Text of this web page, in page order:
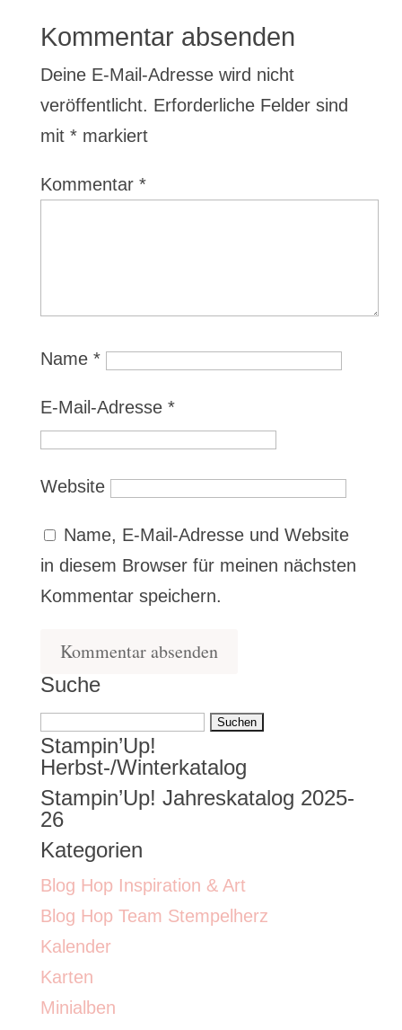
Kommentar absenden
Deine E-Mail-Adresse wird nicht
veröffentlicht. Erforderliche Felder sind
mit *markiert
Kommentar *
Name *
E-Mail-Adresse *
Website
Name, E-Mail-Adresse und Website
in diesem Browser für meinen nächsten
Kommentar speichern.
Suche
Suchen
nach:
Stampin’Up!
Herbst-/Winterkatalog
Stampin’Up! Jahreskatalog 2025-
26
Kategorien
Blog Hop Inspiration & Art
Blog Hop Team Stempelherz
Kalender
Karten
Minialben